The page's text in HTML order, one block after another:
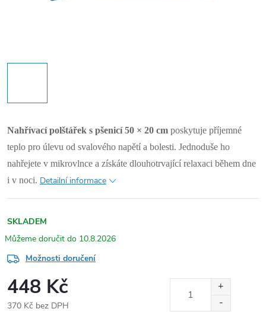
Nahřívací polštářek s pšenicí 50 × 20 cm poskytuje příjemné
teplo pro úlevu od svalového napětí a bolesti. Jednoduše ho
nahřejete v mikrovlnce a získáte dlouhotrvající relaxaci během dne
i v noci. Detailní informace
SKLADEM
10.8.2026
Možnosti doručení
448 Kč
370 Kč bez DPH